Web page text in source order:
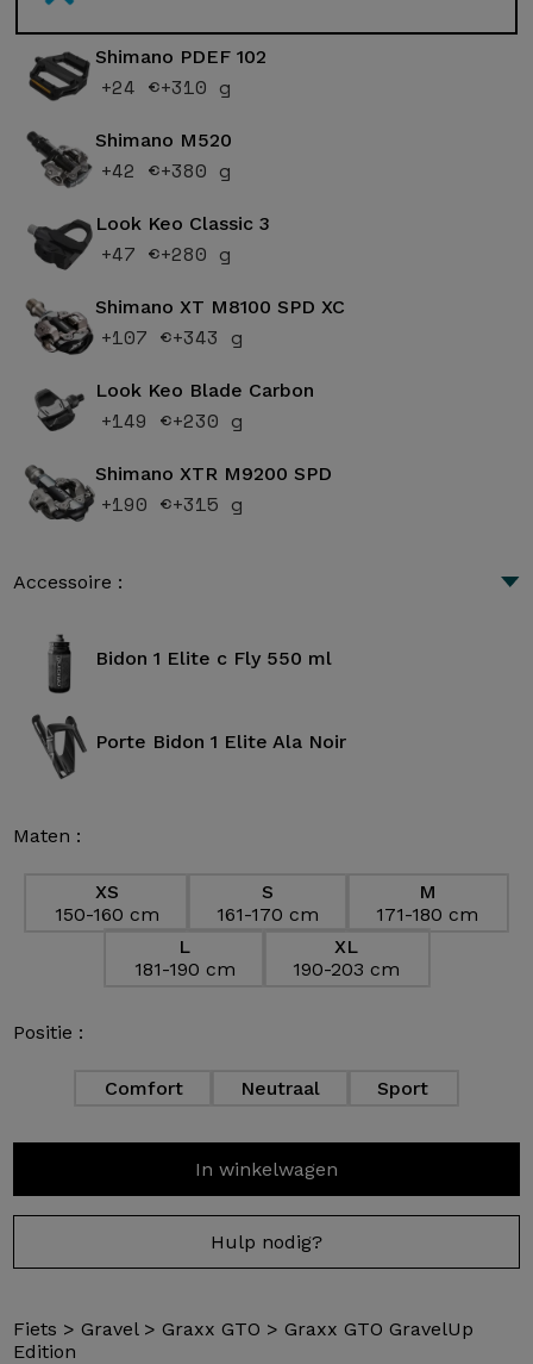
Shimano PDEF 102
+24 €+310 g
Shimano M520
+42 €+380 g
Look Keo Classic 3
+47 €+280 g
Shimano XT M8100 SPD XC
+107 €+343 g
Look Keo Blade Carbon
+149 €+230 g
Shimano XTR M9200 SPD
+190 €+315 g
Accessoire :
Bidon 1 Elite c Fly 550 ml
Porte Bidon 1 Elite Ala Noir
Maten :
XS
150-160 cm
S
161-170 cm
M
171-180 cm
L
181-190 cm
XL
190-203 cm
Positie :
Comfort Neutraal Sport
In winkelwagen
Hulp nodig?
Fiets > Gravel > Graxx GTO > Graxx GTO GravelUp
Edition